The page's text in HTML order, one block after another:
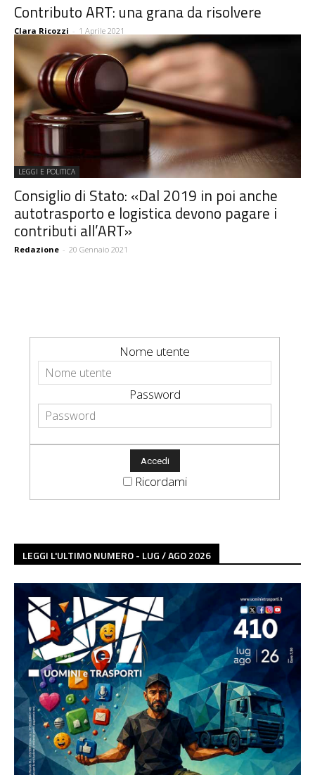
Contributo ART: una grana da risolvere
Clara Ricozzi - 1 Aprile 2021
LEGGI E POLITICA
Consiglio di Stato: «Dal 2019 in poi anche
autotrasporto e logistica devono pagare i
contributi all’ART»
Redazione - 20 Gennaio 2021
Nome utente
Password
Ricordami
LEGGI L'ULTIMO NUMERO - LUG / AGO 2026